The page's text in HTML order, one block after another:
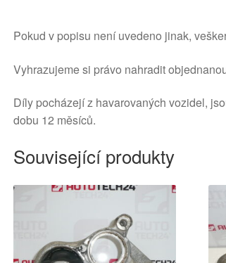
Pokud v popisu není uvedeno jinak,
Vyhrazujeme si právo nahradit
Díly pocházejí z havarovaných vozidel,
dobu 12 měsíců.
Související produkty